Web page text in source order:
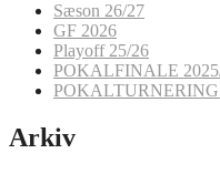
Sæson 26/27
GF 2026
Playoff 25/26
POKALFINALE
POKALTURNERING
Arkiv